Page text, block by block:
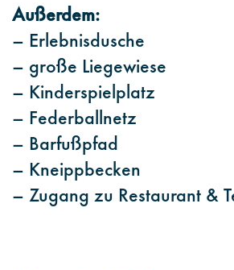
Außerdem:
– Erlebnisdusche
– große Liegewiese
– Kinderspielplatz
– Federballnetz
– Barfußpfad
– Kneippbecken
– Zugang zu Restaurant &